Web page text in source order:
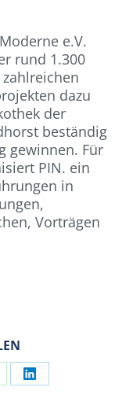
e.V.
rund 1.300
dazu
der
beständig
gewinnen. Für
PIN. ein
in
Vorträgen
Share